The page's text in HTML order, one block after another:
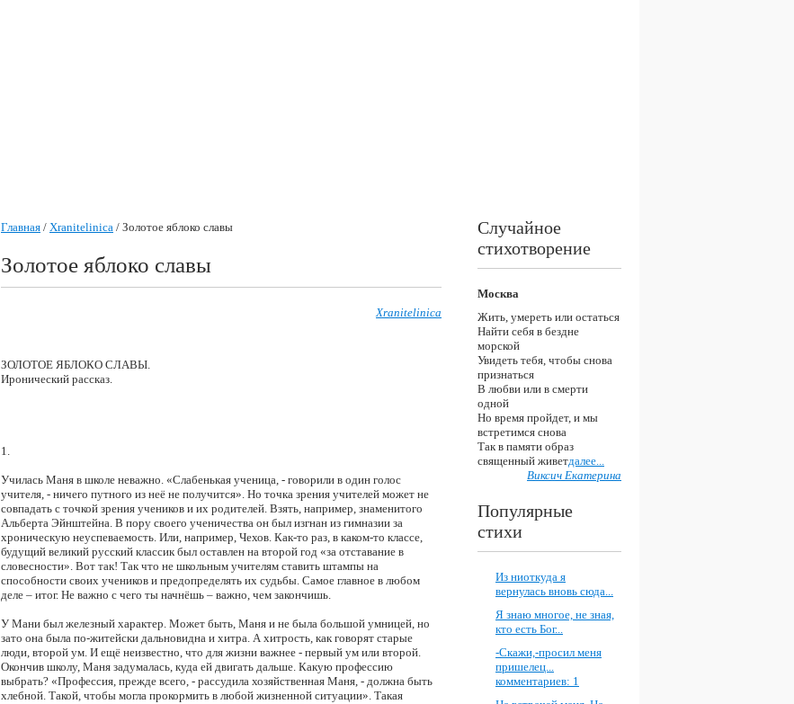
Главная / Xranitelinica / Золотое яблоко славы
Золотое яблоко славы
Xranitelinica
ЗОЛОТОЕ ЯБЛОКО СЛАВЫ.
Иронический рассказ.
1.
Училась Маня в школе неважно. «Слабенькая ученица, - говорили в один голос
учителя, - ничего путного из неё не получится». Но точка зрения учителей может не
совпадать с точкой зрения учеников и их родителей. Взять, например, знаменитого
Альберта Эйнштейна. В пору своего ученичества он был изгнан из гимназии за
хроническую неуспеваемость. Или, например, Чехов. Как-то раз, в каком-то классе,
будущий великий русский классик был оставлен на второй год «за отставание в
словесности». Вот так! Так что не школьным учителям ставить штампы на
способности своих учеников и предопределять их судьбы. Самое главное в любом
деле – итог. Не важно с чего ты начнёшь – важно, чем закончишь.
У Мани был железный характер. Может быть, Маня и не была большой умницей, но
зато она была по-житейски дальновидна и хитра. А хитрость, как говорят старые
люди, второй ум. И ещё неизвестно, что для жизни важнее - первый ум или второй.
Окончив школу, Маня задумалась, куда ей двигать дальше. Какую профессию
выбрать? «Профессия, прежде всего, - рассудила хозяйственная Маня, - должна быть
хлебной. Такой, чтобы могла прокормить в любой жизненной ситуации». Такая
Случайное
стихотворение
Москва
Жить, умереть или остаться
Найти себя в бездне
морской
Увидеть тебя, чтобы снова
признаться
В любви или в смерти
одной
Но время пройдет, и мы
встретимся снова
Так в памяти образ
священный живетдалее...
Виксич Екатерина
Популярные
стихи
Из ниоткуда я
вернулась вновь сюда...
Я знаю многое, не зная,
кто есть Бог...
-Скажи,-просил меня
пришелец...
комментариев: 1